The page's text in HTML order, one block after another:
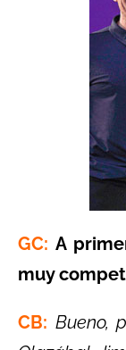
GC: A
muy
CB: Bueno,